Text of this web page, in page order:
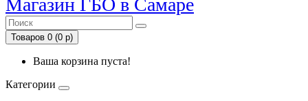
Магазин ГБО в Самаре
Товаров 0 (0 р)
Ваша корзина пуста!
Категории